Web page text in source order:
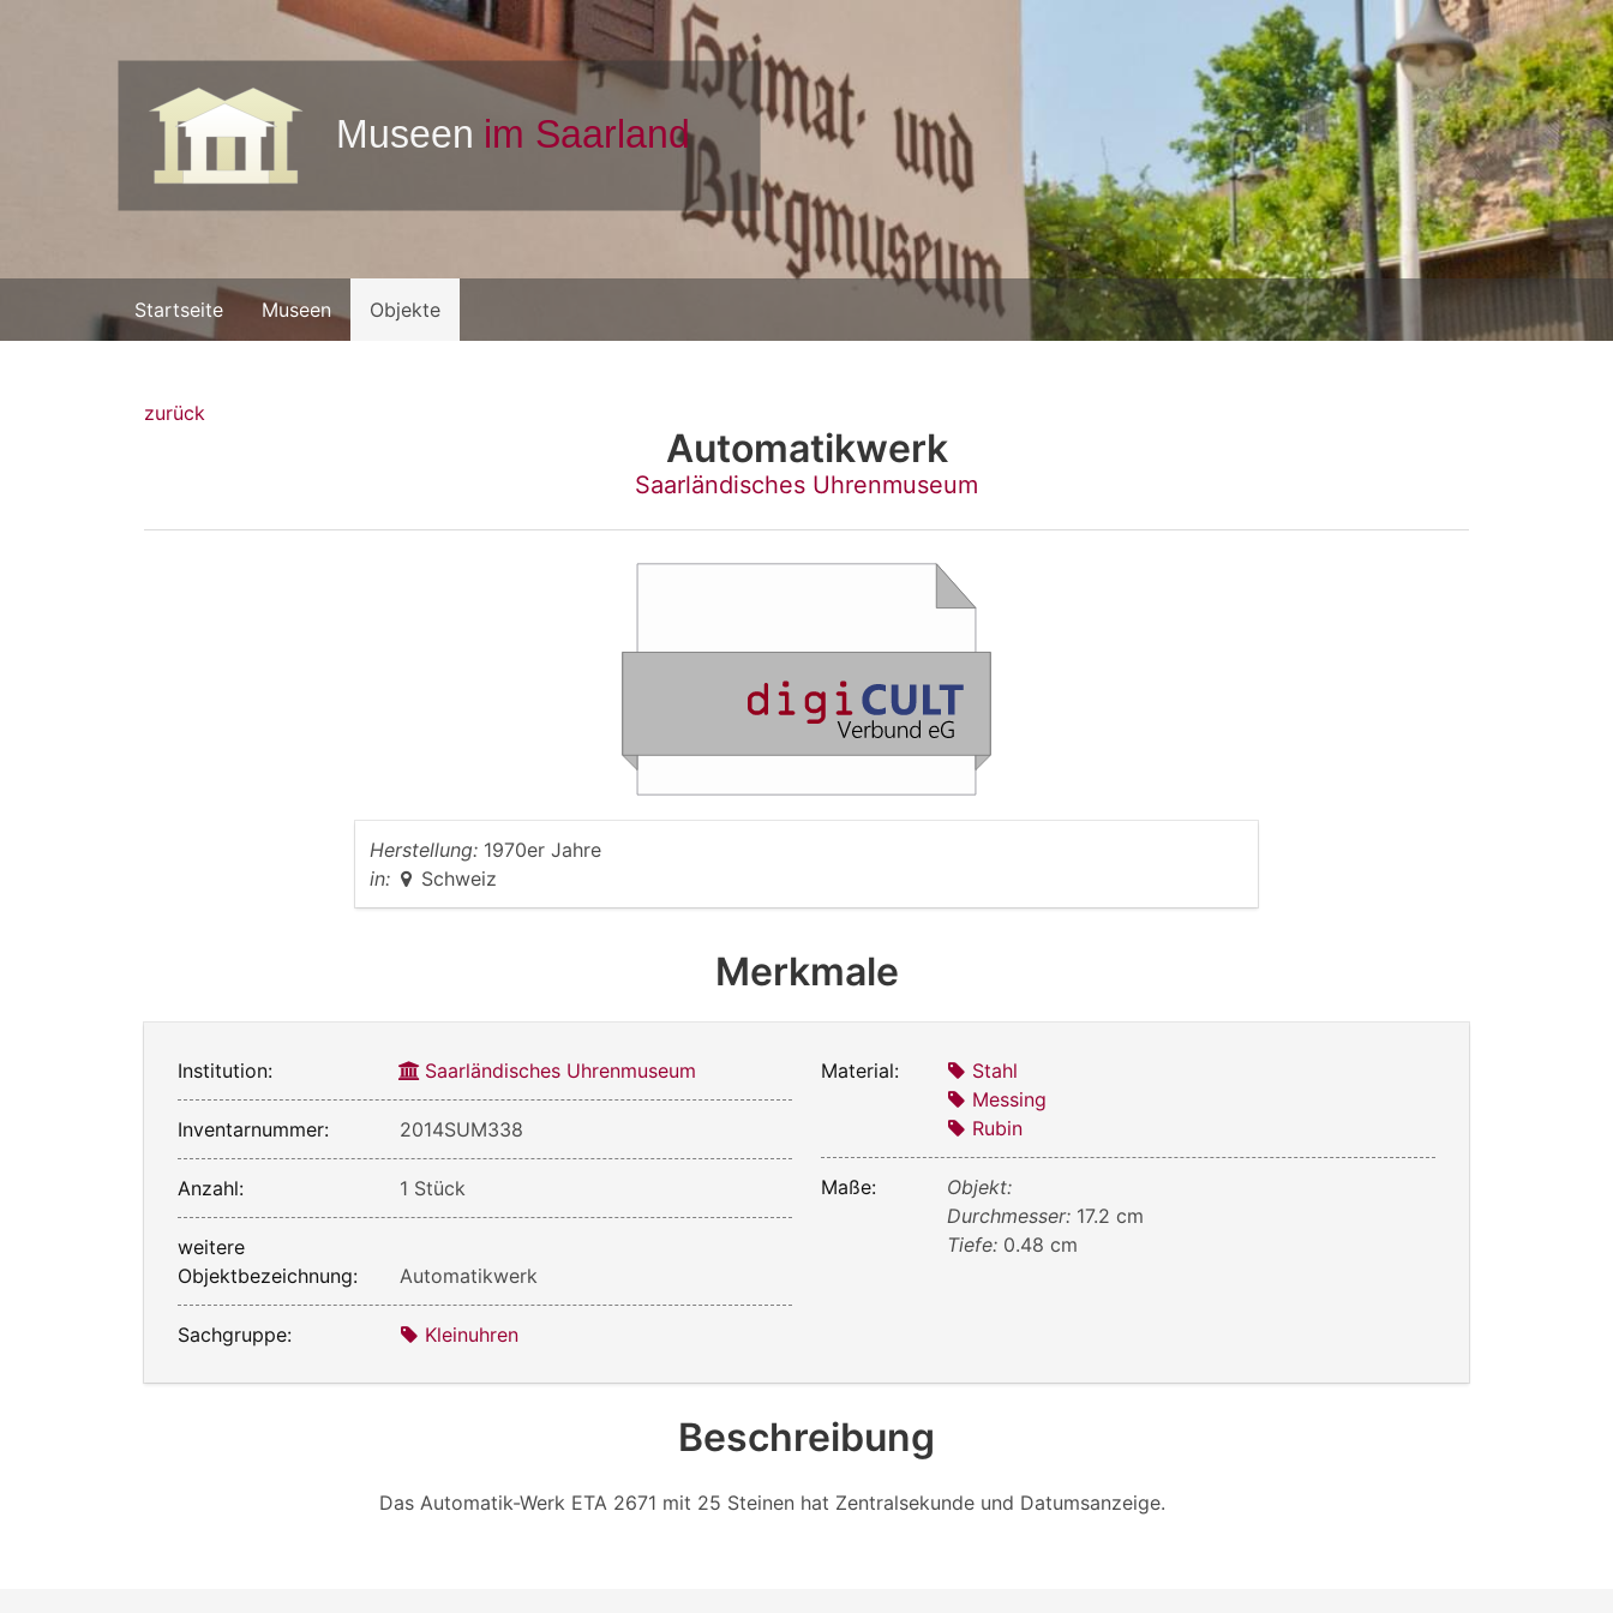
Startseite Museen Objekte
zurück
Automatikwerk
Saarländisches Uhrenmuseum
Herstellung: 1970er Jahre
in:
Schweiz
Merkmale
Institution: Saarländisches Uhrenmuseum
Inventarnummer: 2014SUM338
Anzahl: 1 Stück
weitere
Objektbezeichnung:
Automatikwerk
Sachgruppe: Kleinuhren
Material:
Stahl
Messing
Rubin
Maße:
Objekt:
Durchmesser: 17.2 cm
Tiefe: 0.48 cm
Beschreibung
Das Automatik-Werk ETA 2671 mit 25 Steinen hat Zentralsekunde und Datumsanzeige.